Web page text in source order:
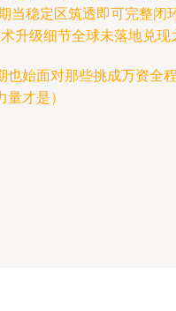
稳定区筑透即可完整
升级细节全球未落地兑现
始面对那些挑成万资全
才是）